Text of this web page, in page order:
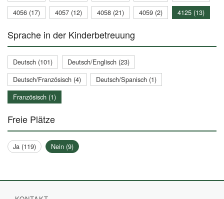
4056 (17)
4057 (12) 4058 (21) 4059 (2) 4125 (13)
Sprache in der Kinderbetreuung
Deutsch (101)
Deutsch/Englisch (23)
Deutsch/Französisch (4)
Deutsch/Spanisch (1)
Französisch (1)
Freie Plätze
Ja (119) Nein (9)